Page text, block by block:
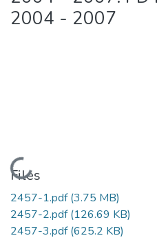
2004 - 2007
Loading...
Files
2457-1.pdf(3.75 MB)
2457-2.pdf(126.69 KB)
2457-3.pdf(625.2 KB)